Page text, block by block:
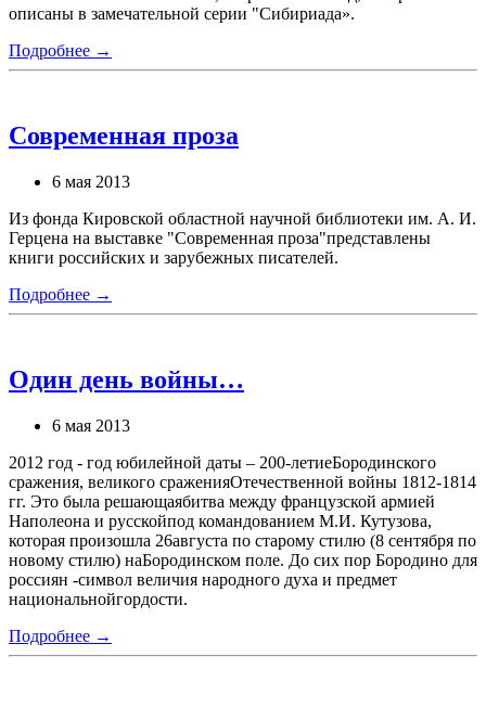
описаны в замечательной серии "Сибириада».
Подробнее →
Современная проза
6 мая 2013
Из фонда Кировской областной научной библиотеки им. А. И.
Герцена на выставке "Современная проза"представлены
книги российских и зарубежных писателей.
Подробнее →
Один день войны…
6 мая 2013
2012 год - год юбилейной даты – 200-летиеБородинского
сражения, великого сраженияОтечественной войны 1812-1814
гг. Это была решающаябитва между французской армией
Наполеона и русскойпод командованием М.И. Кутузова,
которая произошла 26августа по старому стилю (8 сентября по
новому стилю) наБородинском поле. До сих пор Бородино для
россиян -символ величия народного духа и предмет
национальнойгордости.
Подробнее →